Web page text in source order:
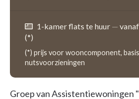
1-kamer flats te huur —
(*)
(*) prijs voor wooncomponent,
nutsvoorzieningen
Groep van Assistentiewoningen